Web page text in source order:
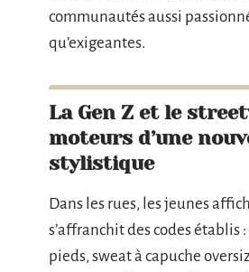
communautés aussi
qu’exigeantes.
La Gen Z et le
moteurs d’une
stylistique
Dans les rues, les jeunes
s’affranchit des codes établis
pieds, sweat à capuche